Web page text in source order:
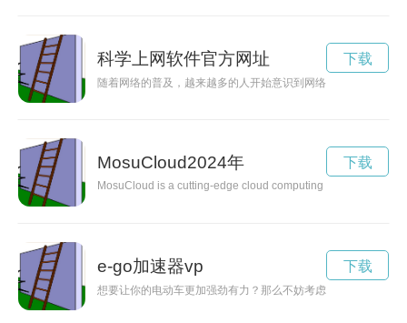
科学上网软件官方网址
随着网络的普及，越来越多的人开始意识到网络安全和隐私保
下载
MosuCloud2024年
MosuCloud is a cutting-edge cloud computing platform that
下载
e-go加速器vp
想要让你的电动车更加强劲有力？那么不妨考虑安装e-go加速
下载